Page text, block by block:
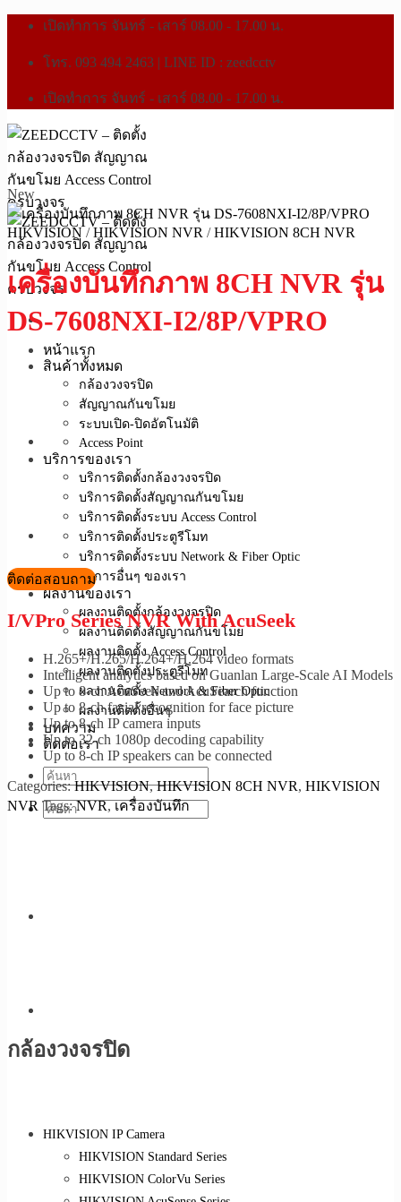
เปิดทำการ จันทร์ - เสาร์ 08.00 - 17.00 น.
โทร. 093 494 2463 | LINE ID : zeedcctv
เปิดทำการ จันทร์ - เสาร์ 08.00 - 17.00 น.
หน้าแรก
สินค้าทั้งหมด
กล้องวงจรปิด
สัญญาณกันขโมย
ระบบเปิด-ปิดอัตโนมัติ
Access Point
บริการของเรา
บริการติดตั้งกล้องวงจรปิด
บริการติดตั้งสัญญาณกันขโมย
บริการติดตั้งระบบ Access Control
บริการติดตั้งประตูรีโมท
บริการติดตั้งระบบ Network & Fiber Optic
บริการอื่นๆ ของเรา
ผลงานของเรา
ผลงานติดตั้งกล้องวงจรปิด
ผลงานติดตั้งสัญญาณกันขโมย
ผลงานติดตั้ง Access Control
ผลงานติดตั้งประตูรีโมท
ผลงานติดตั้ง Network & Fiber Optic
ผลงานติดตั้งอื่นๆ
บทความ
ติดต่อเรา
New
HIKVISION / HIKVISION NVR / HIKVISION 8CH NVR
เครื่องบันทึกภาพ 8CH NVR รุ่น
DS-7608NXI-I2/8P/VPRO
ติดต่อสอบถาม
I/VPro Series NVR With AcuSeek
H.265+/H.265/H.264+/H.264 video formats
Intelligent analytics based on Guanlan Large-Scale AI Models
Up to 8-ch AcuSeek and AcuSearch function
Up to 8-ch facial recognition for face picture
Up to 8-ch IP camera inputs
Up to 32-ch 1080p decoding capability
Up to 8-ch IP speakers can be connected
Categories:HIKVISION,HIKVISION 8CH NVR, HIKVISION
NVR Tags:NVR,เครื่องบันทึก
กล้องวงจรปิด
HIKVISION IP Camera
HIKVISION Standard Series
HIKVISION ColorVu Series